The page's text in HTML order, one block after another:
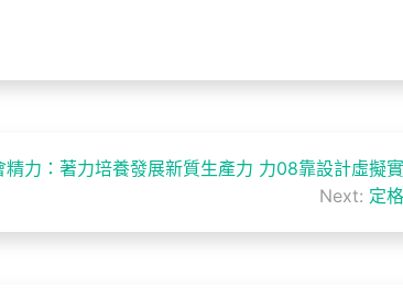
力：著力培養發展新質生產力 力08靠設計虛擬
Next: 定